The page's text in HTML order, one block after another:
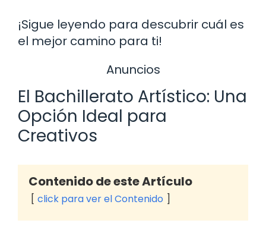
¡Sigue leyendo para descubrir cuál es
el mejor camino para ti!
Anuncios
El Bachillerato Artístico: Una
Opción Ideal para
Creativos
Contenido de este Artículo
click para ver el Contenido